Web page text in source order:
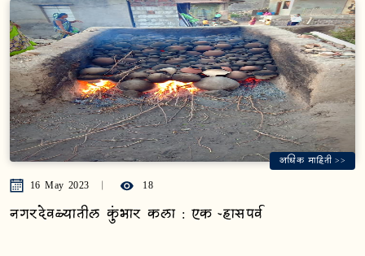
अधिक माहिती >>
16 May 2023 18
नगरदेवळ्यातील कुंभार कला : एक ऱ्हासपर्व